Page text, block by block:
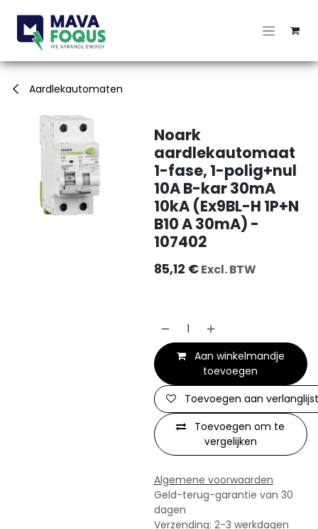
Aardlekautomaten
Noark
aardlekautomaat
1-fase, 1-polig+nul
10A B-kar 30mA
10kA (Ex9BL-H 1P+N
B10 A 30mA) -
107402
85,12 €Excl. BTW
Aan winkelmandje
toevoegen
Toevoegen om te
vergelijken
Toevoegen aan verlanglijst
Algemene voorwaarden
Geld-terug-garantie van 30
dagen
Verzending: 2-3 werkdagen